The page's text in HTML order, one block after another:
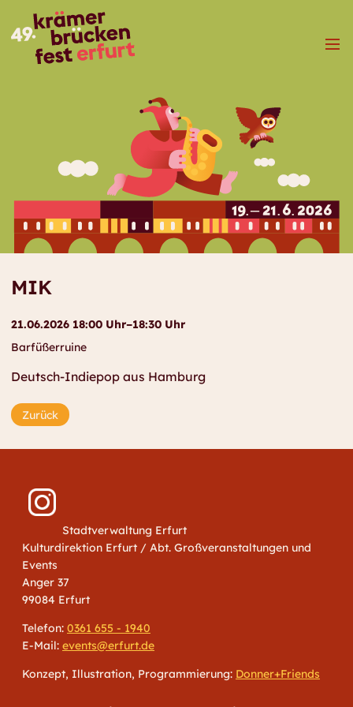
Menü
MIK
21.06.2026 18:00 Uhr–18:30 Uhr
Barfüßerruine
Deutsch-Indiepop aus Hamburg
Zurück
Stadtverwaltung Erfurt
Kulturdirektion Erfurt / Abt. Großveranstaltungen und
Events
Anger 37
99084 Erfurt
Telefon: 0361 655 - 1940
E-Mail: events@erfurt.de
Konzept, Illustration, Programmierung: Donner+Friends